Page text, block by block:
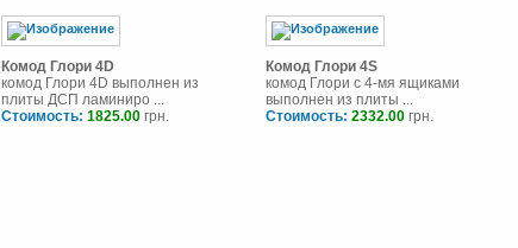
Комод Глори 4D
комод Глори 4D выполнен из
плиты ДСП ламиниро ...
Стоимость: 1825.00 грн.
Комод Глори 4S
комод Глори с 4-мя ящиками
выполнен из плиты ...
Стоимость: 2332.00 грн.